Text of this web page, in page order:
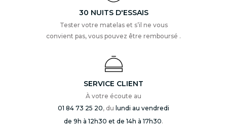
30 NUITS D'ESSAIS
Tester votre matelas et s’il ne vous
convient pas, vous pouvez être remboursé .
SERVICE CLIENT
À votre écoute au
01 84 73 25 20, du lundi au vendredi
de 9h à 12h30 et de 14h à 17h30.